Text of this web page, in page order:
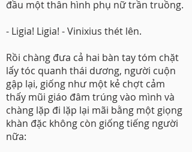
đầu một thân hình phụ nữ trần truồng.
- Ligia! Ligia! - Vinixius thét lên.
Rồi chàng đưa cả hai bàn tay tóm chặt
lấy tóc quanh thái dương, người cuộn
gập lại, giống như một kẻ chợt cảm
thấy mũi giáo đâm trúng vào mình và
chàng lặp đi lặp lại mãi bằng một giọng
khàn đặc không còn giống tiếng người
nữa: